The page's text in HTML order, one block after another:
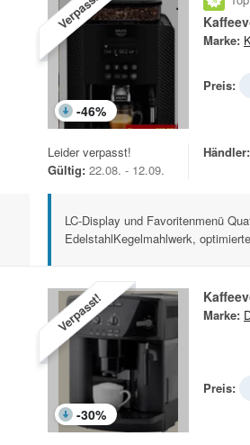
Verpasst!
-46%
Marke:
Preis:
Leider verpasst!
Gültig: 22.08. - 12.09.
Händler:
LC-Display und Favoritenmenü
EdelstahlKegelmahlwerk,
Verpasst!
-30%
Marke:
Preis: